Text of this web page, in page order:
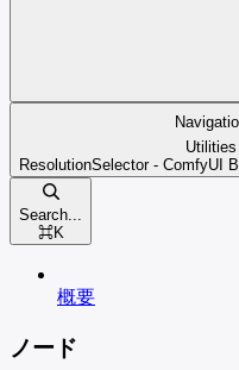
Utilities
ResolutionSelector - ComfyUI
Search...
⌘K
概要
ノード